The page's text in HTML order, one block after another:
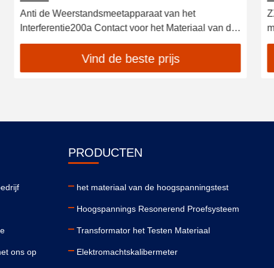
ZX-803 Gemakkelijk te bedienen Draagbare
microcomputer relaisbeschermingstester met LCD-
scherm
Vind de beste prijs
ons op
PRODUCTEN
het materiaal van de hoogspanningstest
Hoogspannings Resonerend Proefsysteem
Transformator het Testen Materiaal
Elektromachtskalibermeter